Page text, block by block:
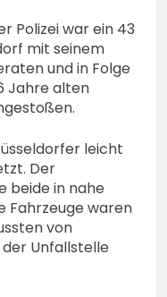
Polizei war ein 43
mit seinem
und in Folge
Jahre alten
leicht
Der
beide in nahe
Fahrzeuge waren
von
Unfallstelle